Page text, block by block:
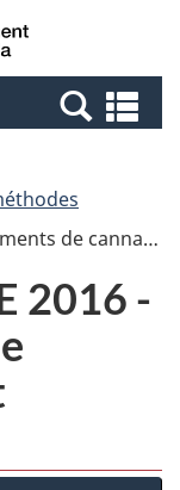
Canada
et
STGM et SACHES
2016 -